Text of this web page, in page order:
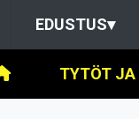
EDUSTUS▾
TYTÖT